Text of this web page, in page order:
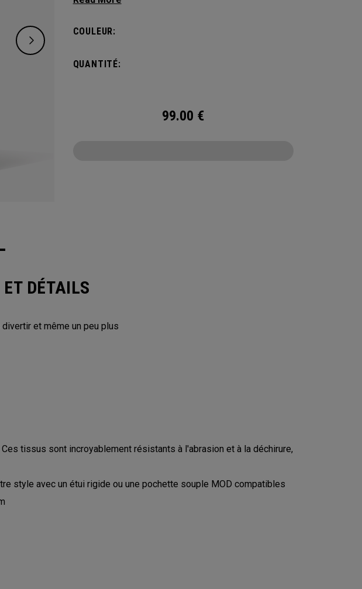
pour bouteille d’eau et d’une poche avant pour ranger
vous échapper le temps d’un week-end.
COULEUR:
QUANTITÉ:
99.00 €
DÉTAILS
et même un peu plus
tissus sont incroyablement résistants à l'abrasion et à la déchirure,
style avec un étui rigide ou une pochette souple MOD compatibles